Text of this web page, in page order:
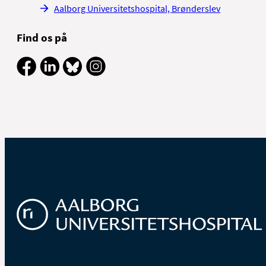
Aalborg Universitetshospital, Brønderslev
Find os på